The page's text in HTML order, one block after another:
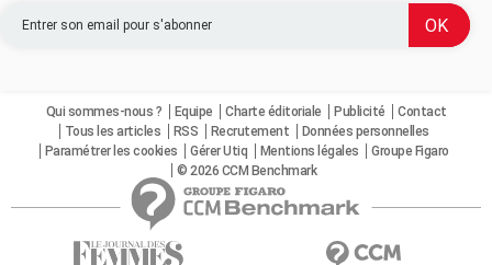
Qui sommes-nous ? Equipe Charte éditoriale Publicité
Contact
Tous les articles
RSS Recrutement
Données personnelles
Paramétrer les cookies
Gérer Utiq Mentions légales
Groupe Figaro
© 2026 CCM Benchmark